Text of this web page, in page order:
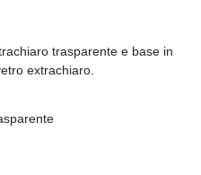
trasparente e base in
extrachiaro.